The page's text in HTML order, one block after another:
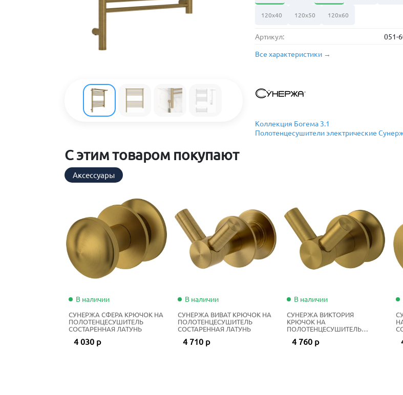
120х40 120х50 120х60
Артикул:
051-
Все характеристики →
Коллекция Богема 3.1
Полотенцесушители электрические
С этим товаром покупают
Аксессуары
В наличии
СУНЕРЖА СФЕРА КРЮЧОК НА
ПОЛОТЕНЦЕСУШИТЕЛЬ
СОСТАРЕННАЯ ЛАТУНЬ
4 030 р
В наличии
СУНЕРЖА ВИВАТ КРЮЧОК НА
ПОЛОТЕНЦЕСУШИТЕЛЬ
СОСТАРЕННАЯ ЛАТУНЬ
4 710 р
В наличии
СУНЕРЖА ВИКТОРИЯ
КРЮЧОК НА
ПОЛОТЕНЦЕСУШИТЕЛЬ
4 760 р